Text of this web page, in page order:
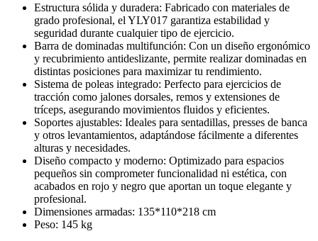
Estructura sólida y duradera: Fabricado con materiales de
grado profesional, el YLY017 garantiza estabilidad y
seguridad durante cualquier tipo de ejercicio.
Barra de dominadas multifunción: Con un diseño ergonómico
y recubrimiento antideslizante, permite realizar dominadas en
distintas posiciones para maximizar tu rendimiento.
Sistema de poleas integrado: Perfecto para ejercicios de
tracción como jalones dorsales, remos y extensiones de
tríceps, asegurando movimientos fluidos y eficientes.
Soportes ajustables: Ideales para sentadillas, presses de banca
y otros levantamientos, adaptándose fácilmente a diferentes
alturas y necesidades.
Diseño compacto y moderno: Optimizado para espacios
pequeños sin comprometer funcionalidad ni estética, con
acabados en rojo y negro que aportan un toque elegante y
profesional.
Dimensiones armadas: 135*110*218 cm
Peso: 145 kg